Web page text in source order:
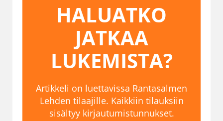
HALUATKO
JATKAA
LUKEMISTA?
Artikkeli on luettavissa Rantasalmen
Lehden tilaajille. Kaikkiin tilauksiin
sisältyy kirjautumistunnukset.